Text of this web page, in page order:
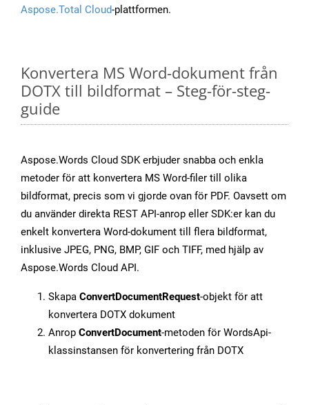
Aspose.Total Cloud-plattformen.
Konvertera MS Word-dokument från
DOTX till bildformat – Steg-för-steg-
guide
Aspose.Words Cloud SDK erbjuder snabba och enkla
metoder för att konvertera MS Word-filer till olika
bildformat, precis som vi gjorde ovan för PDF. Oavsett om
du använder direkta REST API-anrop eller SDK:er kan du
enkelt konvertera Word-dokument till flera bildformat,
inklusive JPEG, PNG, BMP, GIF och TIFF, med hjälp av
Aspose.Words Cloud API.
Skapa ConvertDocumentRequest-objekt för att
konvertera DOTX dokument
Anrop ConvertDocument-metoden för WordsApi-
klassinstansen för konvertering från DOTX